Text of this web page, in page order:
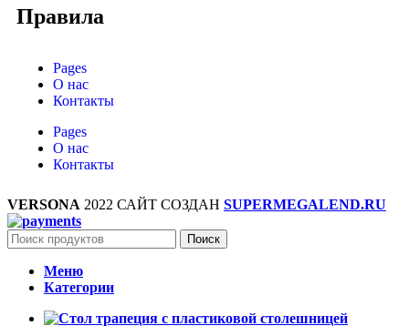
Правила
Pages
О нас
Контакты
Pages
О нас
Контакты
VERSONA 2022 САЙТ СОЗДАН SUPERMEGALEND.RU
Поиск
Меню
Категории